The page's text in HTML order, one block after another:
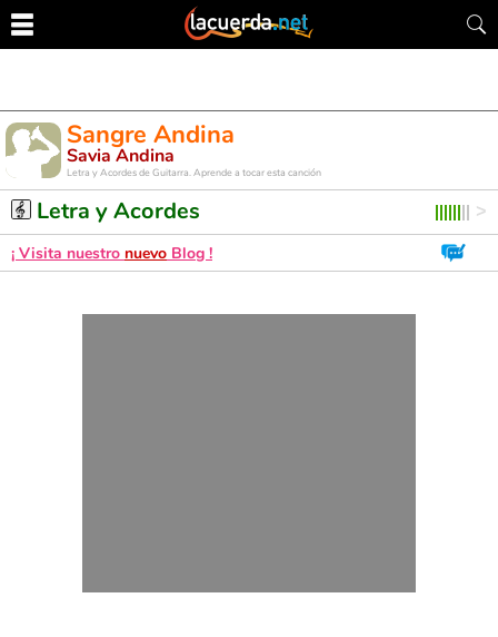
Sangre Andina
Savia Andina
Letra y Acordes de Guitarra. Aprende a tocar esta canción
Letra y Acordes
¡ Visita nuestro nuevo Blog !